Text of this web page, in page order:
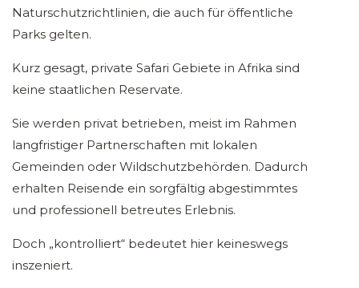
Naturschutzrichtlinien, die auch für öffentliche
Parks gelten.
Kurz gesagt, private Safari Gebiete in Afrika sind
keine staatlichen Reservate.
Sie werden privat betrieben, meist im Rahmen
langfristiger Partnerschaften mit lokalen
Gemeinden oder Wildschutzbehörden. Dadurch
erhalten Reisende ein sorgfältig abgestimmtes
und professionell betreutes Erlebnis.
Doch „kontrolliert“ bedeutet hier keineswegs
inszeniert.